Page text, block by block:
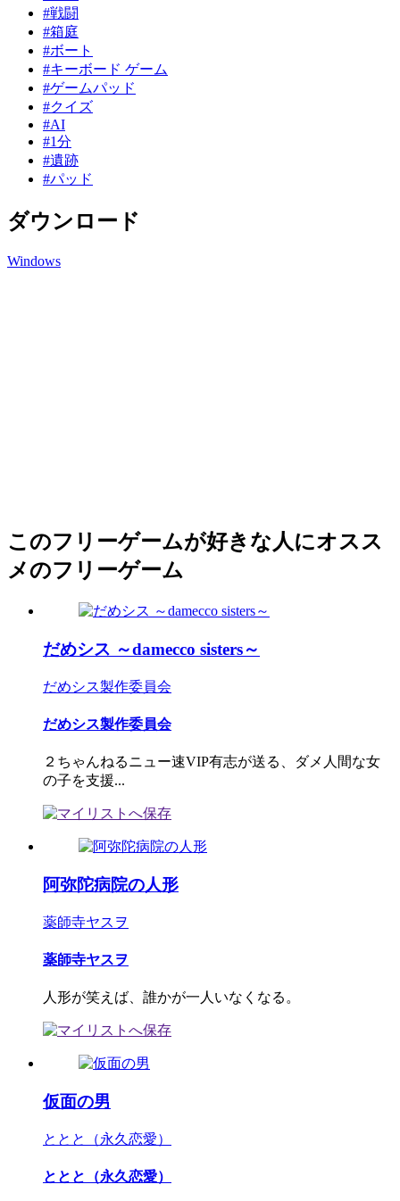
#戦闘
#箱庭
#ボート
#キーボード ゲーム
#ゲームパッド
#クイズ
#AI
#1分
#遺跡
#パッド
ダウンロード
Windows
このフリーゲームが好きな人にオスス
メのフリーゲーム
だめシス ～damecco sisters～
だめシス製作委員会
だめシス製作委員会
２ちゃんねるニュー速VIP有志が送る、ダメ人間な女
の子を支援...
阿弥陀病院の人形
薬師寺ヤスヲ
薬師寺ヤスヲ
人形が笑えば、誰かが一人いなくなる。
仮面の男
ととと（永久恋愛）
ととと（永久恋愛）